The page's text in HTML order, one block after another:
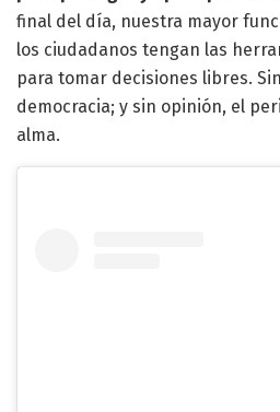
final del día, nuestra mayor
los ciudadanos tengan las
para tomar decisiones libres.
democracia; y sin opinión, el
alma.